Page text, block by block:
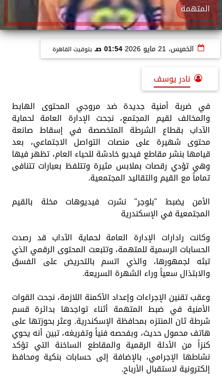
المتهمة
الخميس، 21 مايو 2026 01:54 صـ بتوقيت القاهرة
نادر يوسف
في ضربة أمنية جديدة ضد مروجي المحتوى الهابط
والمخالف لقيم المجتمع، نجحت الإدارة العامة لحماية
الآداب بقطاع الشرطة المتخصصة في إسقاط صانعة
محتوى شهيرة على منصات التواصل الاجتماعي، بعد
قيامها بنشر مقاطع فيديو خادشة للحياء العام، تظهر فيها
وهي تؤدي رقصات بملابس مثيرة وتتلفظ بعبارات تتنافى
تماماً مع القيم والتقاليد المجتمعية.
الأمن يضبط "بلوجر" نشرت فيديوهات مخلة بالقيم
المجتمعية في الإسكندرية
وكانت رادارات الإدارة العامة لحماية الآداب قد رصدت
الحسابات الرسمية للمتهمة، وتتبعت المحتوى الرقمي الذي
تبثه لجمهورها، والذي اتسم بالتحريض على الفسق
والابتذال سعياً وراء الشهرة السريعة.
وعقب تقنين الإجراءات وإعداد الأكمنة اللازمة، نجحت القوات
الأمنية في ضبط المتهمة أثناء تواجدها بدائرة قسم
شرطة ثان المنتزه بمحافظة الإسكندرية. وعثر بحوزتها على
هاتف محمول حديث، وبفحصه فنياً وتفريغه، تبين أنه يحوي
كنزاً من الأدلة الرقمية والمقاطع الساخنة التي تؤكد
نشاطها الإجرامي، بالإضافة إلى حسابات بنكية ومحافظ
إلكترونية لاستقبال الأرباح.